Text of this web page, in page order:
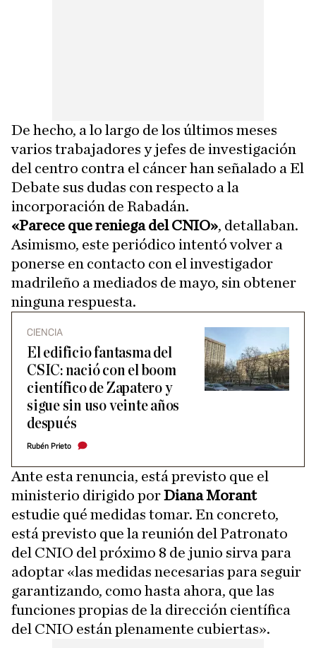
De hecho, a lo largo de los últimos meses
varios trabajadores y jefes de investigación
del centro contra el cáncer han señalado a El
Debate sus dudas con respecto a la
incorporación de Rabadán.
«Parece que reniega del CNIO», detallaban.
Asimismo, este periódico intentó volver a
ponerse en contacto con el investigador
madrileño a mediados de mayo, sin obtener
ninguna respuesta.
CIENCIA
El edificio fantasma del
CSIC: nació con el boom
científico de Zapatero y
sigue sin uso veinte años
después
Rubén Prieto
Ante esta renuncia, está previsto que el
ministerio dirigido porDiana Morant
estudie qué medidas tomar. En concreto,
está previsto que la reunión del Patronato
del CNIO del próximo 8 de junio sirva para
adoptar «las medidas necesarias para seguir
garantizando, como hasta ahora, que las
funciones propias de la dirección científica
del CNIO están plenamente cubiertas».